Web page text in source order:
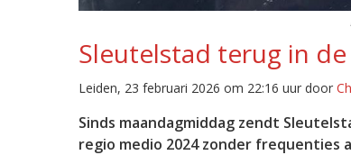
Sleutelstad terug in
Leiden, 23 februari 2026 om 22:16 uur door
Sinds maandagmiddag zendt
regio medio 2024 zonder frequenties